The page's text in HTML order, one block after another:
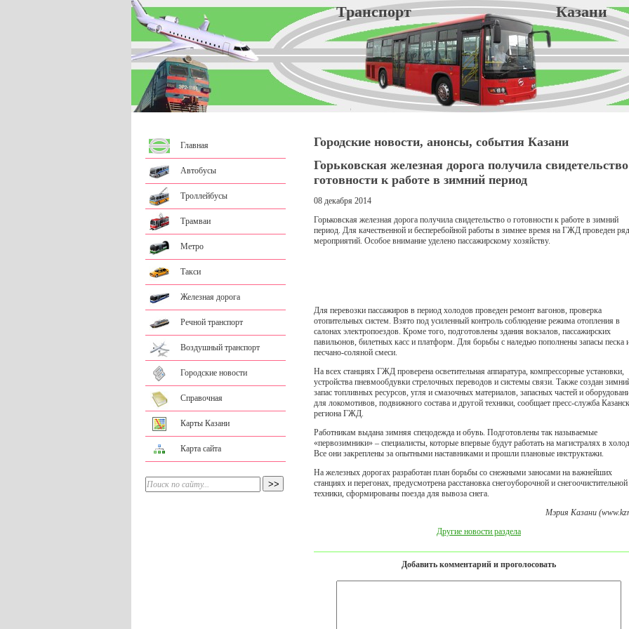
Транспорт Казани
Главная
Автобусы
Троллейбусы
Трамваи
Метро
Такси
Железная дорога
Речной транспорт
Воздушный транспорт
Городские новости
Справочная
Карты Казани
Карта сайта
Городские новости, анонсы, события Казани
Горьковская железная дорога получила
готовности к работе в зимний период
08 декабря 2014
Горьковская железная дорога получила свидетельство о готовности к работе в зимний
период. Для качественной и бесперебойной работы в зимнее время на ГЖД проведен ряд
мероприятий. Особое внимание уделено пассажирскому хозяйству.
Для перевозки пассажиров в период холодов проведен ремонт вагонов, проверка
отопительных систем. Взято под усиленный контроль соблюдение режима отопления в
салонах электропоездов. Кроме того, подготовлены здания вокзалов, пассажирских
павильонов, билетных касс и платформ. Для борьбы с наледью пополнены запасы песка
песчано-соляной смеси.
На всех станциях ГЖД проверена осветительная аппаратура, компрессорные установки,
устройства пневмообдувки стрелочных переводов и системы связи. Также создан
запас топливных ресурсов, угля и смазочных материалов, запасных частей и
для локомотивов, подвижного состава и другой техники, сообщает пресс-служба
региона ГЖД.
Работникам выдана зимняя спецодежда и обувь. Подготовлены так называемые
«первозимники» – специалисты, которые впервые будут работать на магистралях в
Все они закреплены за опытными наставниками и прошли плановые инструктажи.
На железных дорогах разработан план борьбы со снежными заносами на важнейших
станциях и перегонах, предусмотрена расстановка снегоуборочной и снегоочистительной
техники, сформированы поезда для вывоза снега.
Мэрия Казани
Другие новости раздела
Добавить комментарий и проголосовать